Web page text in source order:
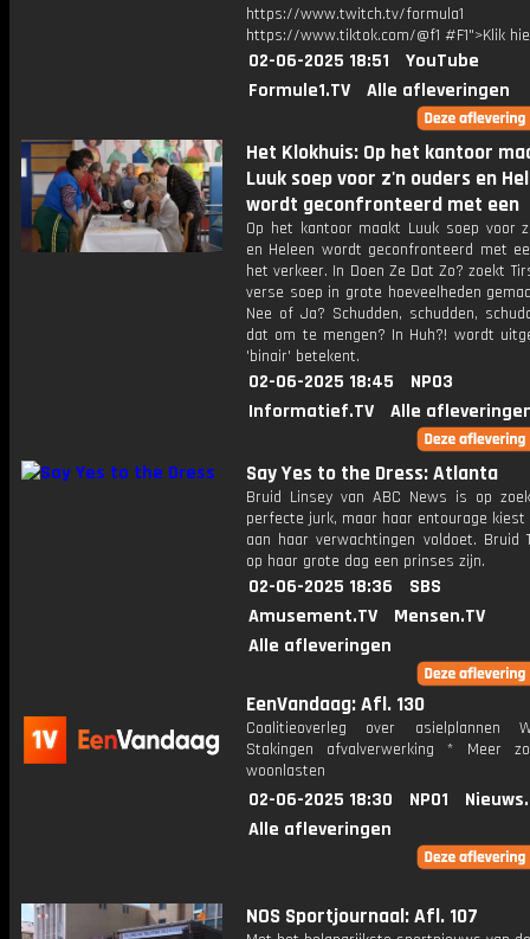
https://www.twitch.tv/formula1
https://www.tiktok.com/@f1 #F1">Klik
02-06-2025 18:51
YouTube
Formule1.TV
Alle afleveringen
Het Klokhuis: Op het kantoor
Luuk soep voor z'n ouders en
wordt geconfronteerd met een
Op het kantoor maakt Luuk soep voor
en Heleen wordt geconfronteerd met
het verkeer. In Doen Ze Dat Zo? zoekt
verse soep in grote hoeveelheden
Nee of Ja? Schudden, schudden,
dat om te mengen? In Huh?! wordt
'binair' betekent.
02-06-2025 18:45
NPO3
Informatief.TV
Alle
Say Yes to the Dress: Atlanta
Bruid Linsey van ABC News is op
perfecte jurk, maar haar entourage
aan haar verwachtingen voldoet. Bruid
op haar grote dag een prinses zijn.
02-06-2025 18:36
SBS
Amusement.TV
Mensen.TV
Alle afleveringen
EenVandaag: Afl. 130
Coalitieoverleg over asielplannen
Stakingen afvalverwerking * Meer
woonlasten
02-06-2025 18:30 NPO1
Alle afleveringen
NOS Sportjournaal: Afl. 107